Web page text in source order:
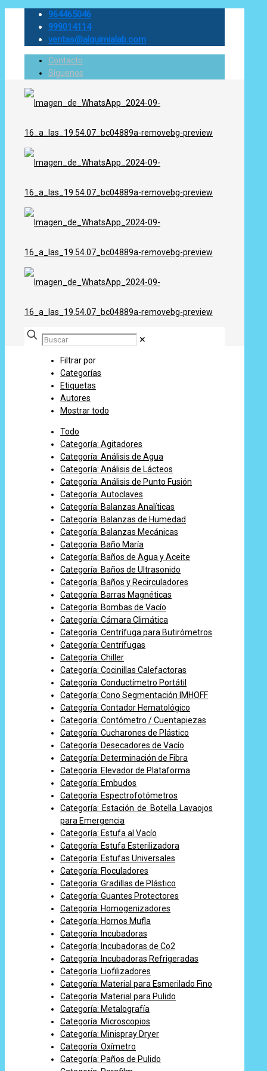
964465046
999014114
ventas@alquimialab.com
Contacto
Síguenos
✕
Filtrar por
Categorías
Etiquetas
Autores
Mostrar todo
Todo
Categoría: Agitadores
Categoría: Análisis de Agua
Categoría: Análisis de Lácteos
Categoría: Análisis de Punto Fusión
Categoría: Autoclaves
Categoría: Balanzas Analíticas
Categoría: Balanzas de Humedad
Categoría: Balanzas Mecánicas
Categoría: Baño María
Categoría: Baños de Agua y Aceite
Categoría: Baños de Ultrasonido
Categoría: Baños y Recirculadores
Categoría: Barras Magnéticas
Categoría: Bombas de Vacío
Categoría: Cámara Climática
Categoría: Centrífuga para Butirómetros
Categoría: Centrífugas
Categoría: Chiller
Categoría: Cocinillas Calefactoras
Categoría: Conductímetro Portátil
Categoría: Cono Segmentación IMHOFF
Categoría: Contador Hematológico
Categoría: Contómetro / Cuentapiezas
Categoría: Cucharones de Plástico
Categoría: Desecadores de Vacío
Categoría: Determinación de Fibra
Categoría: Elevador de Plataforma
Categoría: Embudos
Categoría: Espectrofotómetros
Categoría: Estación de Botella Lavaojos
para Emergencia
Categoría: Estufa al Vacío
Categoría: Estufa Esterilizadora
Categoría: Estufas Universales
Categoría: Floculadores
Categoría: Gradillas de Plástico
Categoría: Guantes Protectores
Categoría: Homogenizadores
Categoría: Hornos Mufla
Categoría: Incubadoras
Categoría: Incubadoras de Co2
Categoría: Incubadoras Refrigeradas
Categoría: Liofilizadores
Categoría: Material para Esmerilado Fino
Categoría: Material para Pulido
Categoría: Metalografía
Categoría: Microscopios
Categoría: Minispray Dryer
Categoría: Oxímetro
Categoría: Paños de Pulido